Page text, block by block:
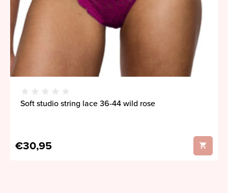
Soft studio string lace 36-44 wild rose
€30,95